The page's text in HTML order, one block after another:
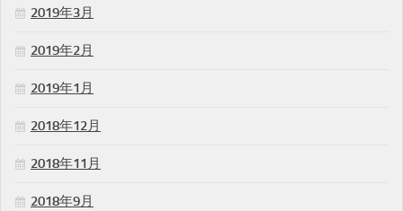
2019年3月
2019年2月
2019年1月
2018年12月
2018年11月
2018年9月